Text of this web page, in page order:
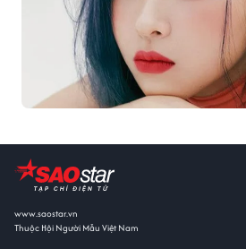
www.saostar.vn
Thuộc Hội Người Mẫu Việt Nam